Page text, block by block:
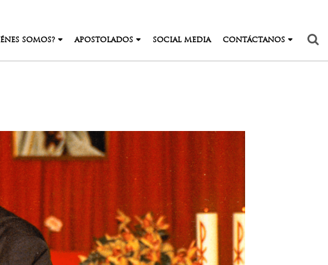
SOMOS? APOSTOLADOS SOCIAL MEDIA CONTÁCTANOS